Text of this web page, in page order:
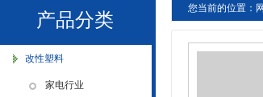
十溴二苯乙烷母粒，三氧化二锑母粒，三氧化二锑
燃 ABS阻燃 ，PA 阻燃，PET阻燃 ，PBT阻燃 ，
产品分类
改性塑料
家电行业
您当前的位置：